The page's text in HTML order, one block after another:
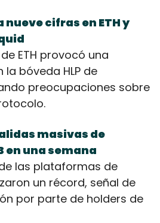
cifras en ETH y
ETH provocó una
la bóveda HLP de
preocupaciones sobre
masivas de
en una semana
las plataformas de
un récord, señal de
por parte de holders de